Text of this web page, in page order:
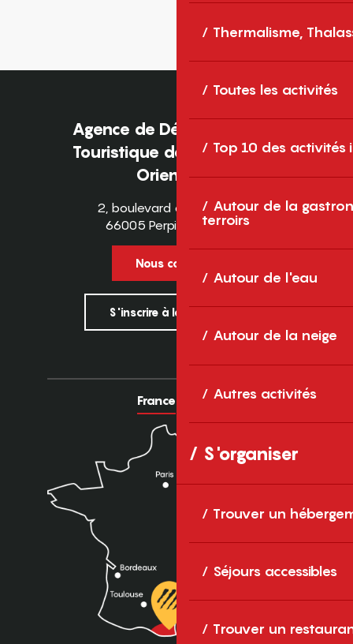
Thermalisme,
Toutes les activités
Top 10 des activités
Autour de la
terroirs
Autour de l'eau
Autour de la neige
Autres activités
S'organiser
Trouver un
Séjours accessibles
Trouver un
Agence de Développement
Touristique des Pyrénées-
Orientales
2, boulevard des Pyrénées
66005 Perpignan Cedex
Nous contacter
S'inscrire à la newsletter
France Europe